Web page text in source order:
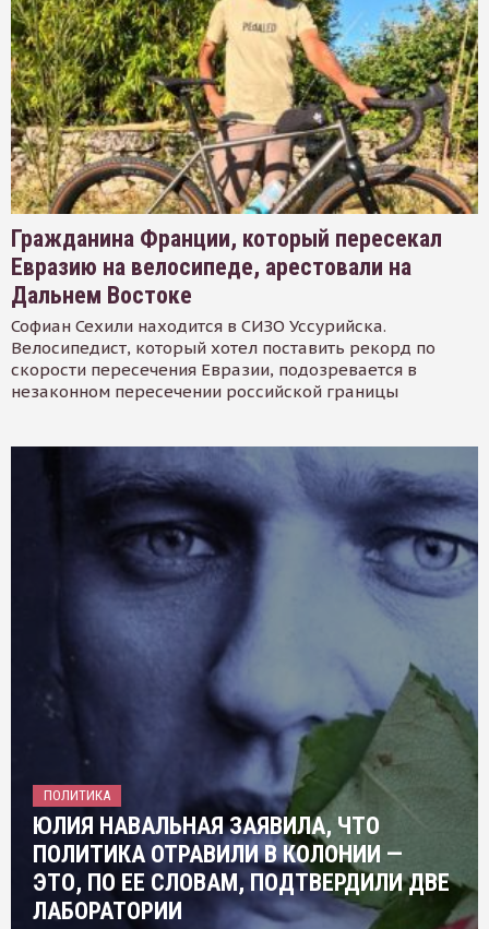
Гражданина Франции, который пересекал
Евразию на велосипеде, арестовали на
Дальнем Востоке
Софиан Сехили находится в СИЗО Уссурийска.
Велосипедист, который хотел поставить рекорд по
скорости пересечения Евразии, подозревается в
незаконном пересечении российской границы
ПОЛИТИКА
ЮЛИЯ НАВАЛЬНАЯ ЗАЯВИЛА, ЧТО
ПОЛИТИКА ОТРАВИЛИ В КОЛОНИИ —
ЭТО, ПО ЕЕ СЛОВАМ, ПОДТВЕРДИЛИ ДВЕ
ЛАБОРАТОРИИ